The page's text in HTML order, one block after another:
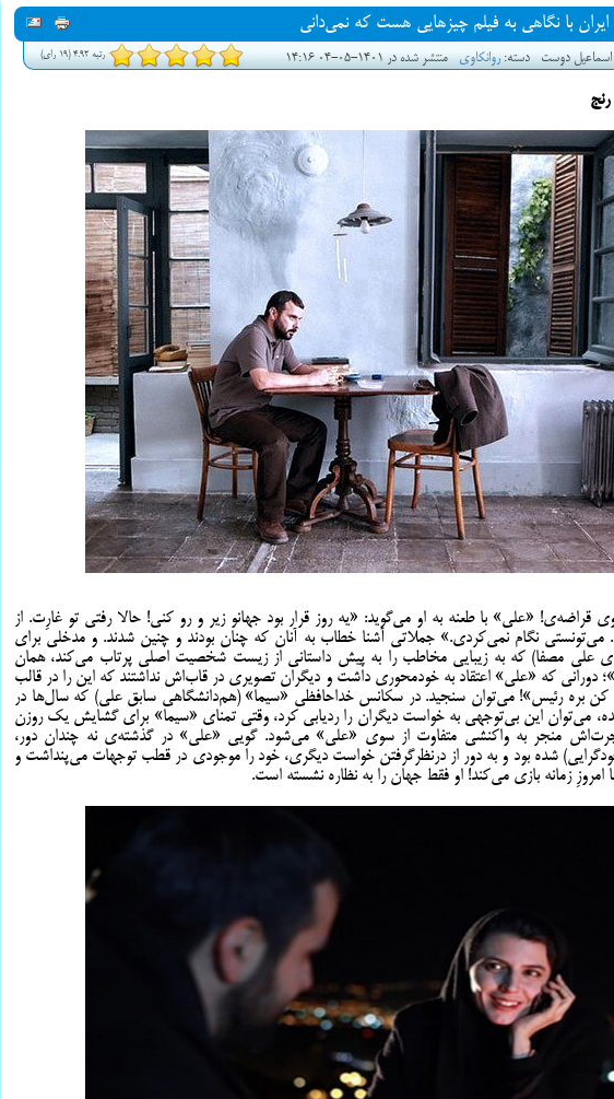
به حامیان کرملین از جشنواره کن، راه برای مستقل‌ها
با نگاهی به فیلم چیزهایی هست که نمی‌دانی
رتبه 4.92 (19 رای) دوست دسته:روانکاوی منتشر شده در 1401-05-04 14:16
رنج
قراضه‌ی! «علی» با طعنه به او می‌گوید: «یه روز قرار بود جهانو زیر و رو کنی! حالا رفتی تو غارِت. از
می‌تونستی نگام نمی‌کردی.» جملاتی آشنا خطاب به آنان که چنان بودند و چنین شدند. و مدخلی برای
علی مصفا) که به زیبایی مخاطب را به پیش داستانی از زیست شخصیت اصلی پرتاب می‌کند، همان
دورانی که «علی» اعتقاد به خودمحوری داشت و دیگران تصویری در قاب‌اش نداشتند که این را در قالب
بره رئیس»! می‌توان سنجید. در سکانس خداحافظی «سیما» (هم‌دانشگاهی سابق علی) که سال‌ها در
می‌توان این بی‌توجهی به خواست دیگران را ردیابی کرد، وقتی تمنای «سیما» برای گشایش یک روزن
منجر به واکنشی متفاوت از سوی «علی» می‌شود. گویی «علی» در گذشته‌ی نه چندان دور،
شده بود و به دور از درنظرگرفتن خواست دیگری، خود را موجودی در قطب توجهات می‌پنداشت و
امروزِ زمانه بازی می‌کند! او فقط جهان را به نظاره نشسته است.